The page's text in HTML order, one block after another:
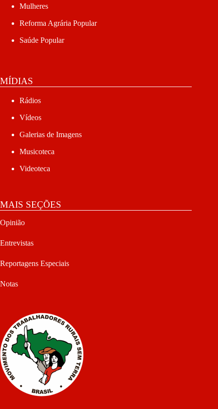
Mulheres
Reforma Agrária Popular
Saúde Popular
MÍDIAS
Rádios
Vídeos
Galerias de Imagens
Musicoteca
Videoteca
MAIS SEÇÕES
Opinião
Entrevistas
Reportagens Especiais
Notas